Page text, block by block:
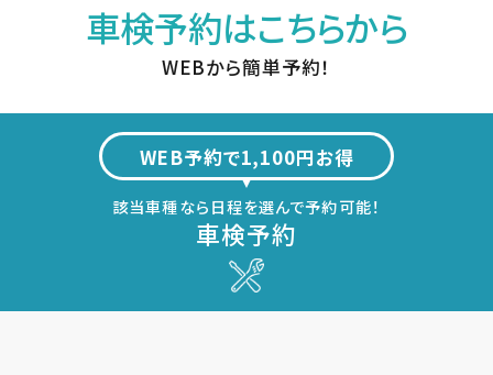
車検予約はこちらから
WEBから簡単予約！
WEB予約で1,100円お得
該当車種なら日程を選んで予約可能！
車検予約